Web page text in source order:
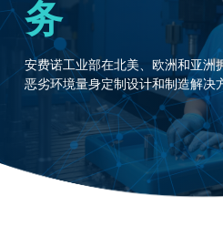
务
安费诺工业部在北美、欧洲和亚洲
恶劣环境量身定制设计和制造解决